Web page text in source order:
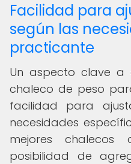
Facilidad para
según las
practicante
Un aspecto clave a
chaleco de peso
facilidad para
necesidades
mejores
posibilidad de